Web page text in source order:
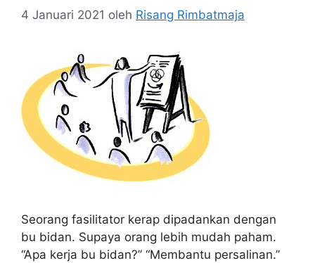
4 Januari 2021 oleh Risang Rimbatmaja
Seorang fasilitator kerap dipadankan dengan
bu bidan. Supaya orang lebih mudah paham.
“Apa kerja bu bidan?” “Membantu persalinan.”